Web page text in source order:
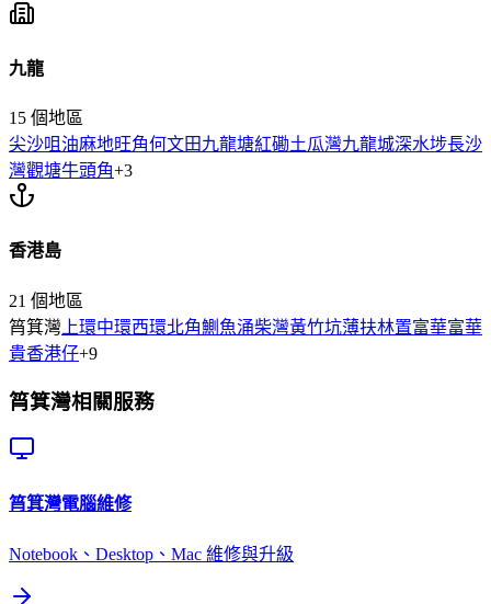
九龍
15 個地區
尖沙咀 油麻地旺角何文田九龍塘紅磡土瓜灣九龍城深水埗長沙
灣觀塘牛頭角+3
香港島
21 個地區
筲箕灣 上環中環西環北角鰂魚涌柴灣黃竹坑薄扶林置富華富華
貴香港仔+9
筲箕灣相關服務
筲箕灣電腦維修
Notebook、Desktop、Mac 維修與升級